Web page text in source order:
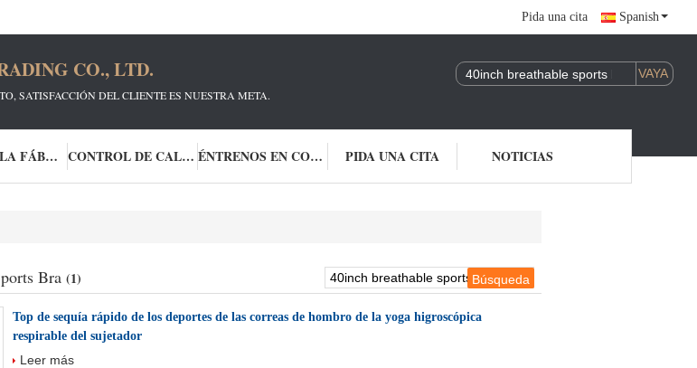
Pida una cita Spanish
CO., LTD.
SATISFACCIÓN DEL CLIENTE ES NUESTRA META.
VIAJE DE LA FÁBRICA CONTROL DE CALIDAD ÉNTRENOS EN CONTACTO CON PIDA UNA CITA NOTICIAS
Bra (1)
Top de sequía rápido de los deportes de las correas de hombro de la yoga higroscópica
respirable del sujetador
Leer más